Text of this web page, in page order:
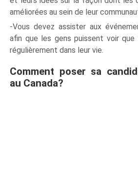
améliorées au sein de leur
-Vous devez assister aux
afin que les gens puissent voir que
régulièrement dans leur vie.
Comment poser sa
au Canada?